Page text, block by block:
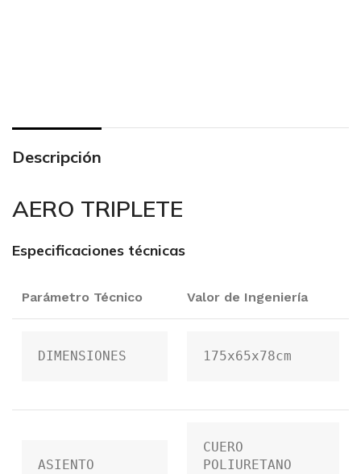
Descripción
AERO TRIPLETE
Especificaciones técnicas
Parámetro Técnico Valor de Ingeniería
DIMENSIONES 175x65x78cm
ASIENTO
CUERO
POLIURETANO